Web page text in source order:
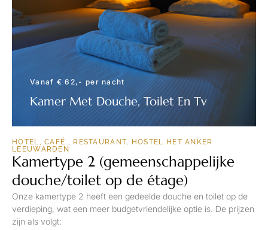
Vanaf € 62,- per nacht
Kamer Met Douche, Toilet En Tv
RESERVEREN
HOTEL, CAFÉ , RESTAURANT, HOSTEL HET ANKER
LEEUWARDEN
Kamertype 2 (gemeenschappelijke
douche/toilet op de étage)
Onze kamertype 2 heeft een gedeelde douche en toilet op de
verdieping, wat een meer budgetvriendelijke optie is. De prijzen
zijn als volgt: